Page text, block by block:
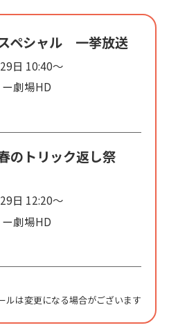
ペシャル 一挙放送
日 10:40～
劇場HD
トリック返し祭
日 12:20～
劇場HD
ルは変更になる場合がございます